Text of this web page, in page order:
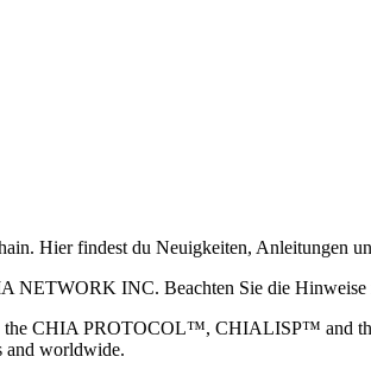
Hier findest du Neuigkeiten,
NETWORK INC. Beachten Sie die
PROTOCOL™, CHIALISP™ and the
and worldwide.